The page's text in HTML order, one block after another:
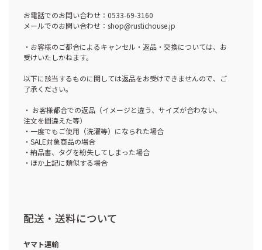
お電話でのお問い合わせ：0533-69-3160
メールでのお問い合わせ：shop@rustichouse.jp
・お客様のご都合によるキャンセル・返品・交換については、お
受けいたしかねます。
以下に該当するものに関しては返品をお受けできませんので、ご
了承ください。
・ お客様都合での返品（イメージと違う、サイズが合わない、
注文を間違えた等）
・一度でもご使用（洗濯等）になられた場合
・SALE対象商品の場合
・納品書、タグを紛失してしまった場合
・ほか上記に類似する場合
配送・送料について
ヤマト運輸